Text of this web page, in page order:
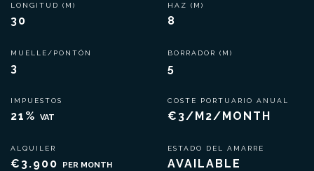
LONGITUD (M)
30
MUELLE/PONTÓN
3
IMPUESTOS
21% VAT
ALQUILER
€3.900 PER MONTH
HAZ (M)
8
BORRADOR (M)
5
COSTE PORTUARIO ANUAL
€3/M2/MONTH
ESTADO DEL AMARRE
AVAILABLE